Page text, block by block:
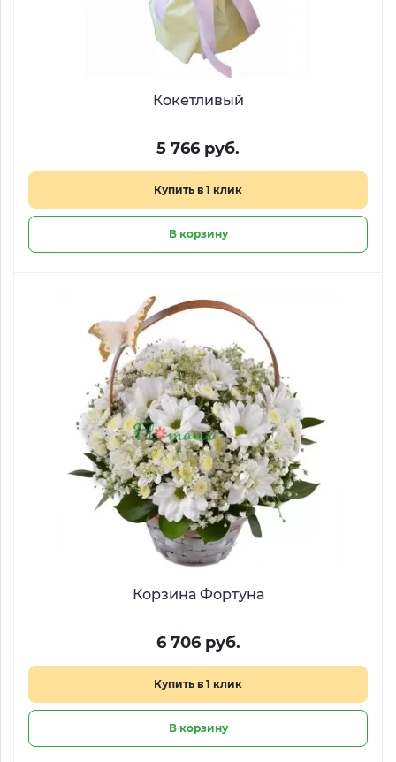
Кокетливый
5 766 руб.
Купить в 1 клик
В корзину
Корзина Фортуна
6 706 руб.
Купить в 1 клик
В корзину